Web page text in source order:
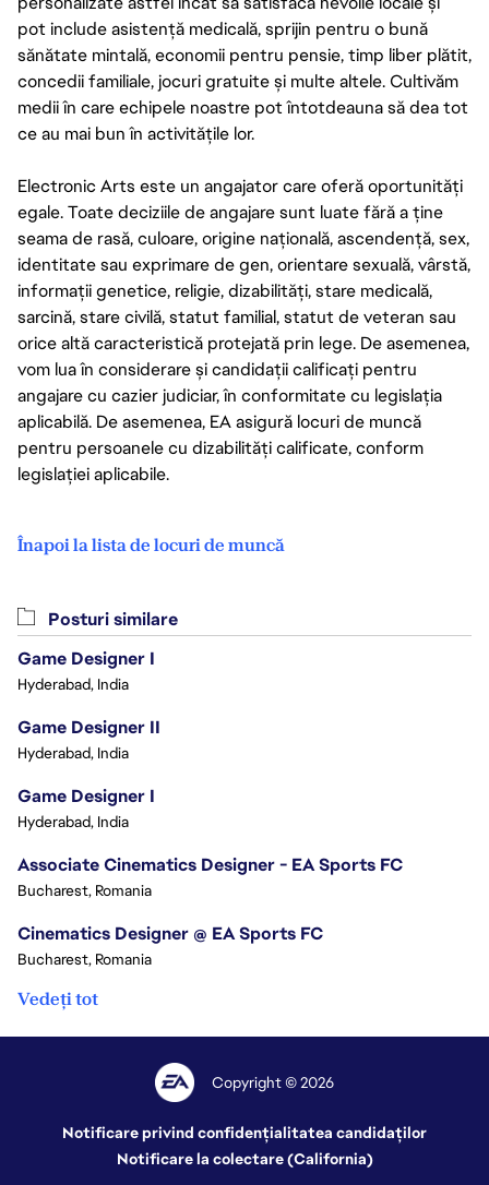
pot include asistență medicală, sprijin pentru o bună
sănătate mintală, economii pentru pensie, timp liber plătit,
concedii familiale, jocuri gratuite și multe altele. Cultivăm
medii în care echipele noastre pot întotdeauna să dea tot
ce au mai bun în activitățile lor.
Electronic Arts este un angajator care oferă oportunități
egale. Toate deciziile de angajare sunt luate fără a ține
seama de rasă, culoare, origine națională, ascendență, sex,
identitate sau exprimare de gen, orientare sexuală, vârstă,
informații genetice, religie, dizabilități, stare medicală,
sarcină, stare civilă, statut familial, statut de veteran sau
orice altă caracteristică protejată prin lege. De asemenea,
vom lua în considerare și candidații calificați pentru
angajare cu cazier judiciar, în conformitate cu legislația
aplicabilă. De asemenea, EA asigură locuri de muncă
pentru persoanele cu dizabilități calificate, conform
legislației aplicabile.
Înapoi la lista de locuri de muncă
Posturi similare
Game Designer I
Hyderabad, India
Game Designer II
Hyderabad, India
Game Designer I
Hyderabad, India
Associate Cinematics Designer - EA Sports FC
Bucharest, Romania
Cinematics Designer @ EA Sports FC
Bucharest, Romania
Vedeți tot
Copyright © 2026
Notificare privind confidențialitatea candidaților
Notificare la colectare (California)